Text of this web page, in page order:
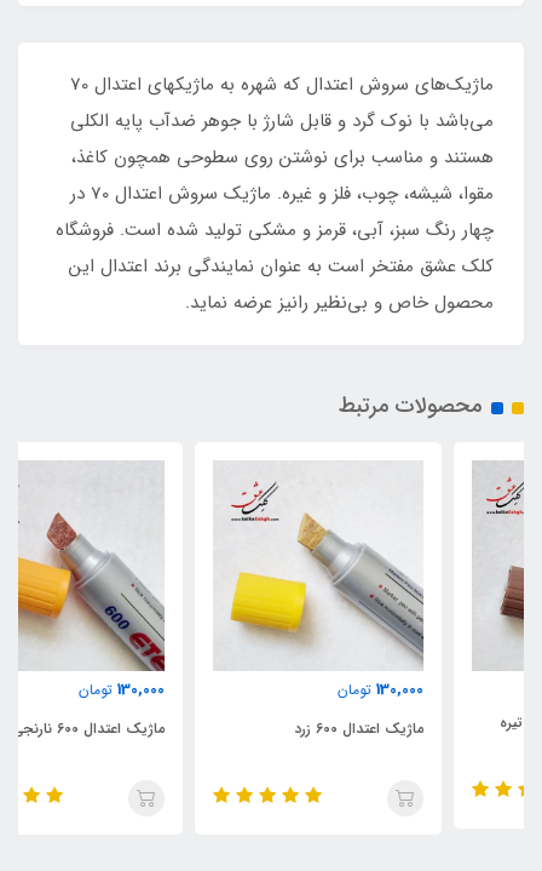
ماژیک‌های سروش اعتدال که شهره به ماژیکهای اعتدال 70
می‌باشد با نوک گرد و قابل شارژ با جوهر ضدآب پایه الکلی
هستند و مناسب برای نوشتن روی سطوحی همچون کاغذ،
مقوا، شیشه، چوب، فلز و غیره. ماژیک سروش اعتدال 70 در
چهار رنگ سبز، آبی،‌ قرمز و مشکی تولید شده است. فروشگاه
کلک عشق مفتخر است به عنوان نمایندگی برند اعتدال این
محصول خاص و بی‌نظیر رانیز عرضه نماید.
محصولات مرتبط
تومان
ماژیک اعتدال 600 زرد
تومان
ماژیک اعتدال 600 نارنجی